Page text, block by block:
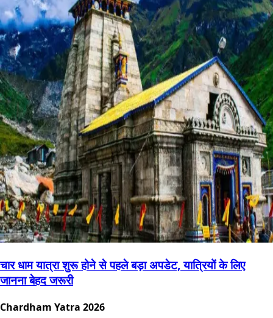
चार धाम यात्रा शुरू होने से पहले बड़ा अपडेट, यात्रियों के लिए
जानना बेहद जरूरी
Chardham Yatra 2026